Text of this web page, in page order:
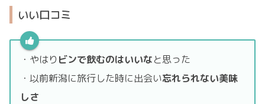
いい口コミ
・やはりビンで飲むのはいいなと思った
・以前新潟に旅行した時に出会い忘れられない美味
しさ